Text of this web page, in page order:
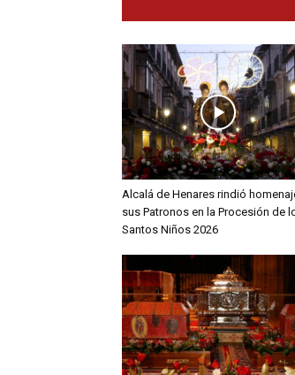
Alcalá de Henares rindió
sus Patronos en la Procesión de
Santos Niños 2026